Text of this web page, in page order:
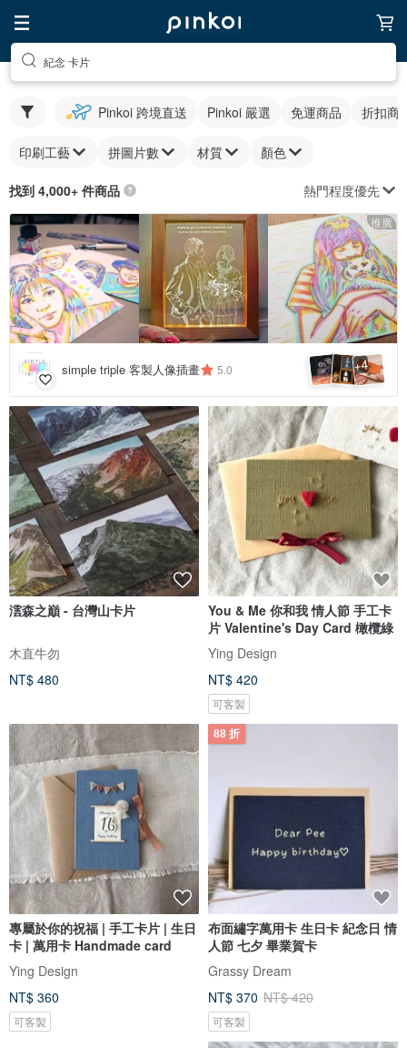
紀念 卡片
Pinkoi 跨境直送 Pinkoi 嚴選 免運商品 折扣商
印刷工藝 拼圖片數 材質 顏色
找到 4,000+ 件商品 熱門程度優先
推廣
simple triple 客製人像插畫 5.0 +4
澐森之巔 - 台灣山卡片
木直牛勿
NT$ 480
You & Me 你和我 情人節 手工卡
片 Valentine's Day Card 橄欖綠
Ying Design
NT$ 420
可客製
專屬於你的祝福 | 手工卡片 | 生日
卡 | 萬用卡 Handmade card
Ying Design
NT$ 360
可客製
88 折
布面繡字萬用卡 生日卡 紀念日 情
人節 七夕 畢業賀卡
Grassy Dream
NT$ 370 NT$ 420
可客製